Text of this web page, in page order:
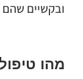
ובקשיים שהם
מהו טיפול